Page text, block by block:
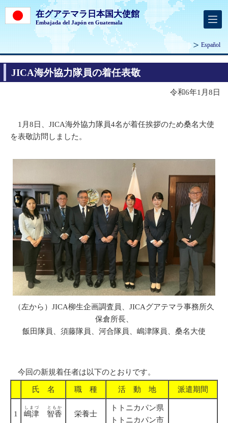
在グアテマラ日本国大使館
Embajada del Japón en Guatemala
Español
JICA海外協力隊員の着任表敬
令和6年1月8日
1月8日、JICA海外協力隊員4名が着任挨拶のため桑名大使
を表敬訪問しました。
（左から）JICA柳生企画調査員、JICAグアテマラ事務所久
保倉所長、
飯田隊員、須藤隊員、河合隊員、嶋津隊員、桑名大使
今回の新規着任者は以下のとおりです。
氏 名 職 種 活 動 地 派遣期間
1 嶋津
しまづ
智香
ともか
栄養士
トトニカパン県
トトニカパン市